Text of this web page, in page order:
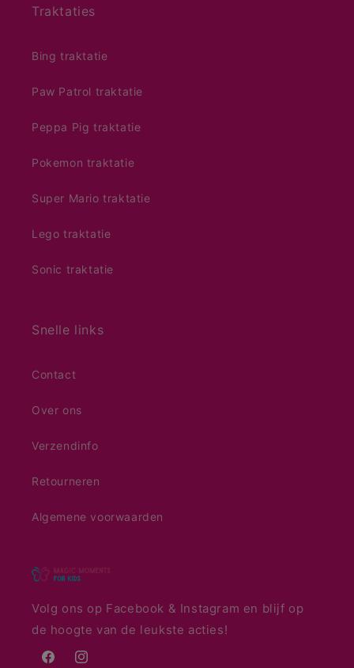
Traktaties
Bing traktatie
Paw Patrol traktatie
Peppa Pig traktatie
Pokemon traktatie
Super Mario traktatie
Lego traktatie
Sonic traktatie
Snelle links
Contact
Over ons
Verzendinfo
Retourneren
Algemene voorwaarden
Volg ons op Facebook & Instagram en blijf op
de hoogte van de leukste acties!